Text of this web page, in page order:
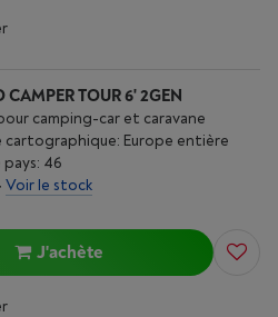
TOUR 6' 2GEN
camping-car et caravane
cartographique: Europe entière
46
Voir le stock
J'achète